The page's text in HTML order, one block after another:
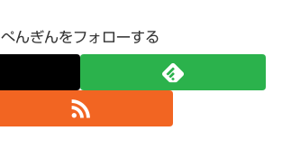
ぺんぎんをフォローする